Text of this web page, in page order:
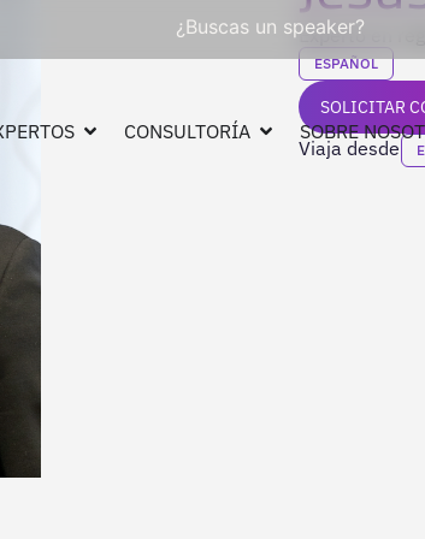
¿Buscas un speaker?
CONSULTORÍA SOBRE
Experto en
ESPAÑOL
SOLICITAR
Viaja desde